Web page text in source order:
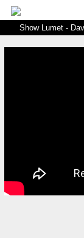
Show Lumet -